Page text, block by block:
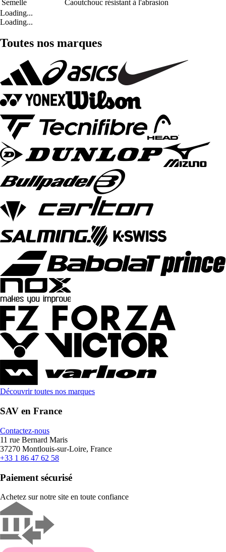
Semelle
Caoutchouc résistant à l'abrasion
Loading...
Loading...
Toutes nos marques
Découvrir toutes nos marques
SAV en France
Contactez-nous
11 rue Bernard Maris
37270 Montlouis-sur-Loire, France
+33 1 86 47 62 58
Paiement sécurisé
Achetez sur notre site en toute confiance